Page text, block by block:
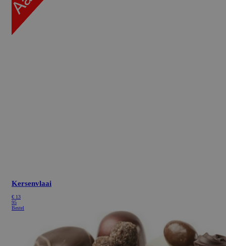
Kersenvlaai
€ 13
95
Bestel